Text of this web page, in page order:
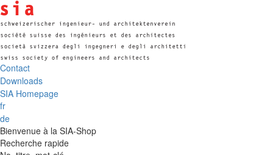
Contact
Downloads
SIA Homepage
fr
de
Bienvenue à la SIA-Shop
Recherche rapide